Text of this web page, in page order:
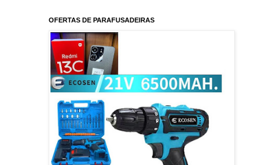
OFERTAS DE PARAFUSADEIRAS